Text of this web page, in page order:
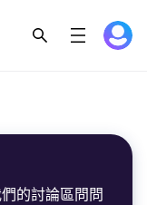
的討論區問問